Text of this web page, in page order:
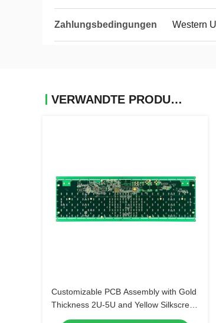
Zahlungsbedingungen Western
VERWANDTE PRODUKTE
Customizable PCB Assembly with Gold
Thickness 2U-5U and Yellow Silkscreen
Color